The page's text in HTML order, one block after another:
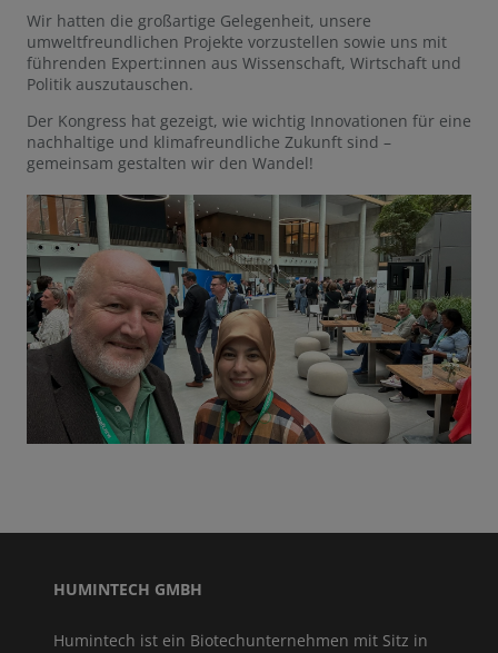
Wir hatten die großartige Gelegenheit, unsere
umweltfreundlichen Projekte vorzustellen sowie uns mit
führenden Expert:innen aus Wissenschaft, Wirtschaft und
Politik auszutauschen.
Der Kongress hat gezeigt, wie wichtig Innovationen für eine
nachhaltige und klimafreundliche Zukunft sind –
gemeinsam gestalten wir den Wandel!
HUMINTECH GMBH
Humintech ist ein Biotechunternehmen mit Sitz in